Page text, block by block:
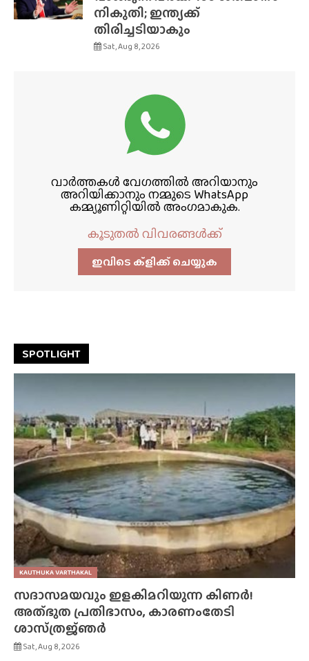
നികുതി; ഇന്ത്യക്ക്
തിരിച്ചടിയാകും
Sat, Aug 8, 2026
വാർത്തകൾ വേഗത്തിൽ അറിയാനും
അറിയിക്കാനും നമ്മുടെ WhatsApp
കമ്മ്യൂണിറ്റിയിൽ അംഗമാകുക.
കൂടുതൽ വിവരങ്ങൾക്ക്
ഇവിടെ ക്ളിക്ക്‌ ചെയ്യുക
SPOTLIGHT
KAUTHUKA VARTHAKAL
സദാസമയവും ഇളകിമറിയുന്ന കിണർ!
അത്‌ഭുത പ്രതിഭാസം, കാരണംതേടി
ശാസ്‌ത്രജ്‌ഞർ
Sat, Aug 8, 2026